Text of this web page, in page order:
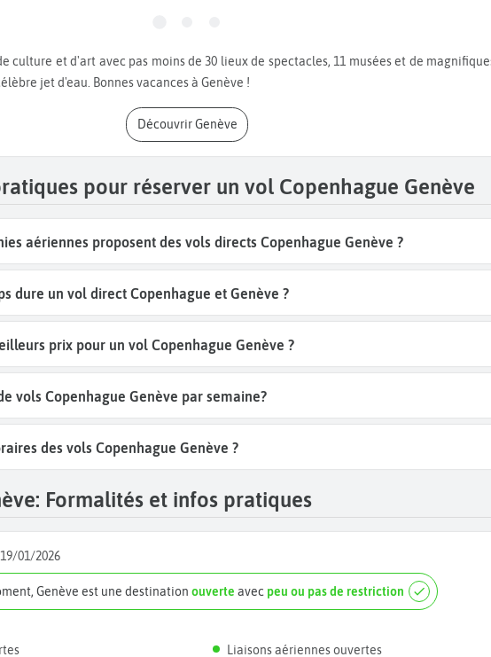
jet d'eau. Bonnes vacances à Genève !
Découvrir Genève
pour réserver un vol Copenhague Genève
aériennes proposent des vols directs Copenhague Genève ?
dure un vol direct Copenhague et Genève ?
prix pour un vol Copenhague Genève ?
vols Copenhague Genève par semaine?
des vols Copenhague Genève ?
Formalités et infos pratiques
19/01/2026
Genève est une destinationouverte avec peu ou pas de restriction
Liaisons aériennes ouvertes